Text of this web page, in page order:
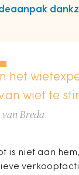
het
wiet te
van Breda
is niet aan